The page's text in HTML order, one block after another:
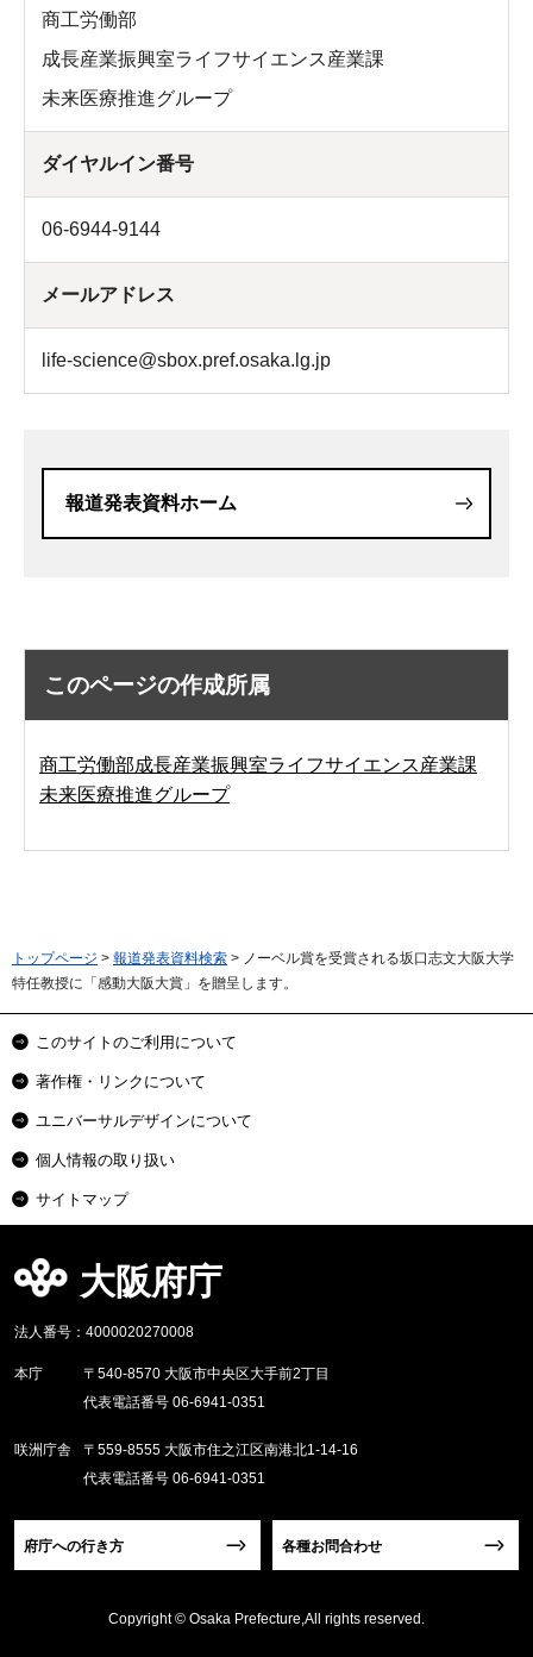
商工労働部
成長産業振興室ライフサイエンス産業課
未来医療推進グループ
ダイヤルイン番号
06-6944-9144
メールアドレス
life-science@sbox.pref.osaka.lg.jp
報道発表資料ホーム
このページの作成所属
商工労働部成長産業振興室ライフサイエンス産業課
未来医療推進グループ
トップページ > 報道発表資料検索 > ノーベル賞を受賞される坂口志文大阪大学
特任教授に「感動大阪大賞」を贈呈します。
このサイトのご利用について
著作権・リンクについて
ユニバーサルデザインについて
個人情報の取り扱い
サイトマップ
大阪府庁
法人番号：4000020270008
本庁
〒540-8570 大阪市中央区大手前2丁目
代表電話番号 06-6941-0351
咲洲庁舎
〒559-8555 大阪市住之江区南港北1-14-16
代表電話番号 06-6941-0351
府庁への行き方 各種お問合わせ
Copyright © Osaka Prefecture,All rights reserved.